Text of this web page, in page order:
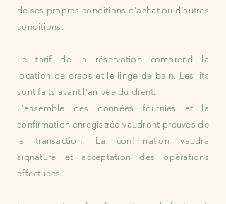
de ses propres conditions d’achat ou d’autres
conditions.
Le tarif de la réservation comprend la
location de draps et le linge de bain. Les lits
sont faits avant l’arrivée du client.
L’ensemble des données fournies et la
confirmation enregistrée vaudront preuves de
la transaction. La confirmation vaudra
signature et acceptation des opérations
effectuées.